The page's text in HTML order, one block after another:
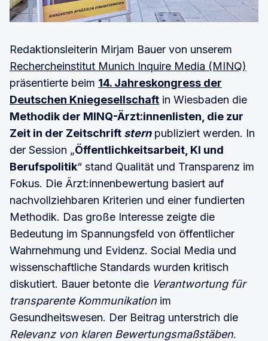
Redaktionsleiterin Mirjam Bauer von unserem
Rechercheinstitut Munich Inquire Media (MINQ)
präsentierte beim 14. Jahreskongress der
Deutschen Kniegesellschaft in Wiesbaden die
Methodik der MINQ-Ärzt:innenlisten, die zur
Zeit in der Zeitschrift sternpubliziert werden. In
der Session „Öffentlichkeitsarbeit, KI und
Berufspolitik“ stand Qualität und Transparenz im
Fokus. Die Ärzt:innenbewertung basiert auf
nachvollziehbaren Kriterien und einer fundierten
Methodik. Das große Interesse zeigte die
Bedeutung im Spannungsfeld von öffentlicher
Wahrnehmung und Evidenz. Social Media und
wissenschaftliche Standards wurden kritisch
diskutiert. Bauer betonte die Verantwortung für
transparente Kommunikation im
Gesundheitswesen. Der Beitrag unterstrich die
Relevanz von klaren Bewertungsmaßstäben.